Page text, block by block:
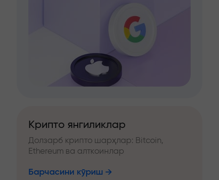
Крипто янгиликлар
Долзарб крипто шарҳлар: Bitcoin,
Ethereum ва алткоинлар
Барчасини кўриш